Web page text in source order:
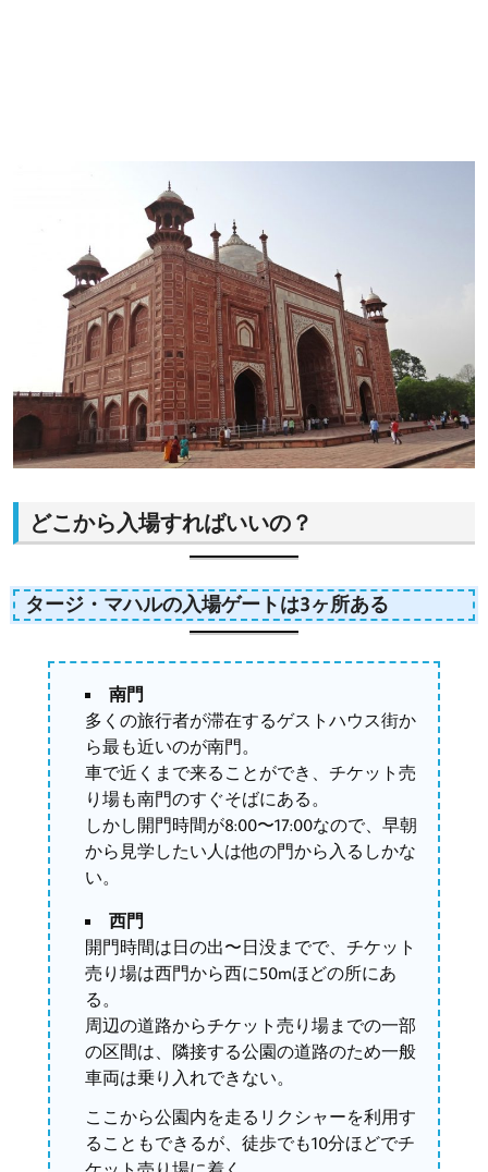
どこから入場すればいいの？
タージ・マハルの入場ゲートは3ヶ所ある
南門
多くの旅行者が滞在するゲストハウス街か
ら最も近いのが南門。
車で近くまで来ることができ、チケット売
り場も南門のすぐそばにある。
しかし開門時間が8:00〜17:00なので、早朝
から見学したい人は他の門から入るしかな
い。
西門
開門時間は日の出〜日没までで、チケット
売り場は西門から西に50mほどの所にあ
る。
周辺の道路からチケット売り場までの一部
の区間は、隣接する公園の道路のため一般
車両は乗り入れできない。
ここから公園内を走るリクシャーを利用す
ることもできるが、徒歩でも10分ほどでチ